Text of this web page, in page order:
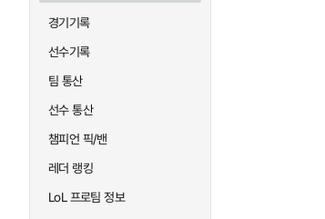
경기기록
선수기록
팀 통산
선수 통산
챔피언 픽/밴
레더 랭킹
LoL 프로팀 정보